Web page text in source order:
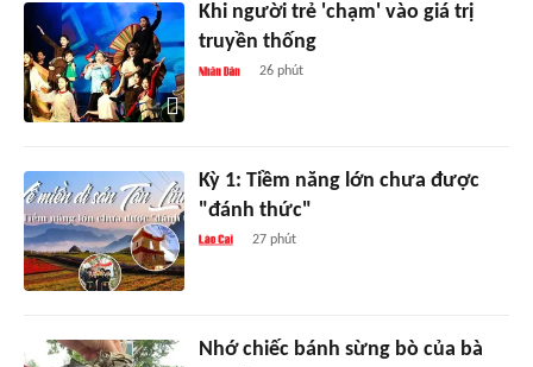
Khi người trẻ 'chạm' vào giá trị
truyền thống
26 phút
Kỳ 1: Tiềm năng lớn chưa được
"đánh thức"
27 phút
Nhớ chiếc bánh sừng bò của bà